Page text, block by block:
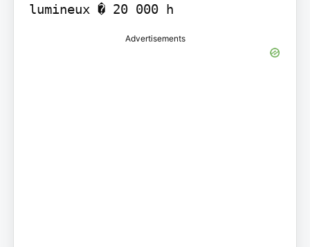
lumineux � 20 000 h
Advertisements